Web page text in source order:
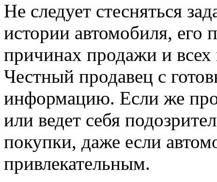
Не следует стесняться
истории автомобиля, его
причинах продажи и
Честный продавец с
информацию. Если же
или ведет себя
покупки, даже если
привлекательным.